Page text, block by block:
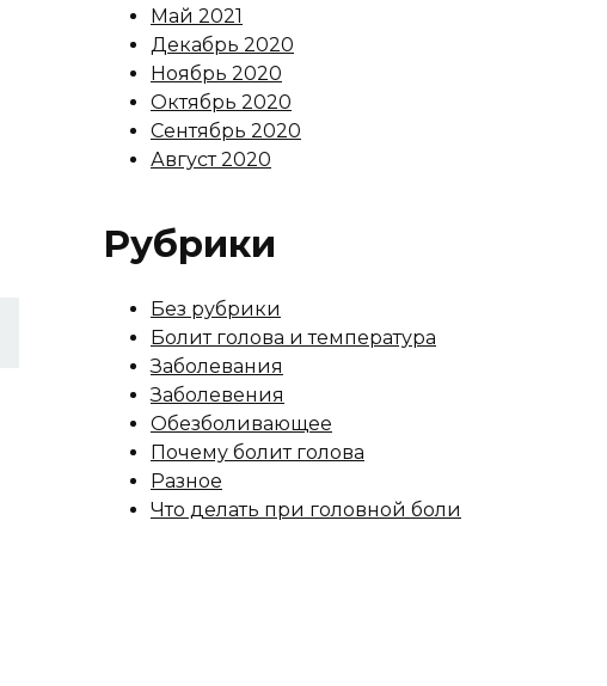
Май 2021
Декабрь 2020
Ноябрь 2020
Октябрь 2020
Сентябрь 2020
Август 2020
Рубрики
Без рубрики
Болит голова и температура
Заболевания
Заболевения
Обезболивающее
Почему болит голова
Разное
Что делать при головной боли